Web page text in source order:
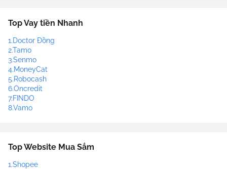
Top Vay tiền Nhanh
1.Doctor Đồng
2.Tamo
3.Senmo
4.MoneyCat
5.Robocash
6.Oncredit
7.FINDO
8.Vamo
Top Website Mua Sắm
1.Shopee